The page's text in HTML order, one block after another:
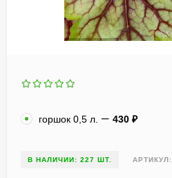
горшок 0,5 л. 430 ₽
В НАЛИЧИИ: 227 ШТ. АРТИКУЛ: